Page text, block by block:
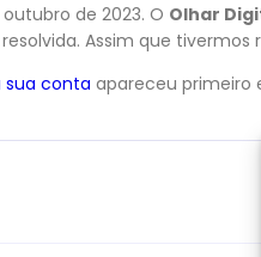
de 2023. O Olhar
Assim que
sua conta apareceu primeiro